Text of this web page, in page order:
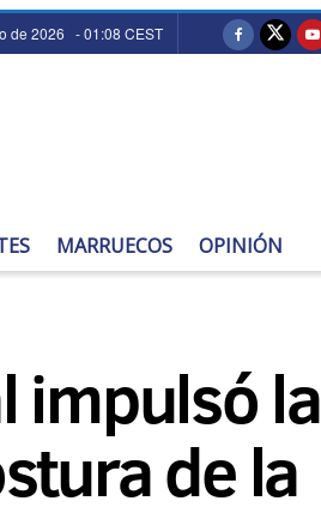
de 2026 - 01:08 CEST
MARRUECOS OPINIÓN
impulsó la
de la